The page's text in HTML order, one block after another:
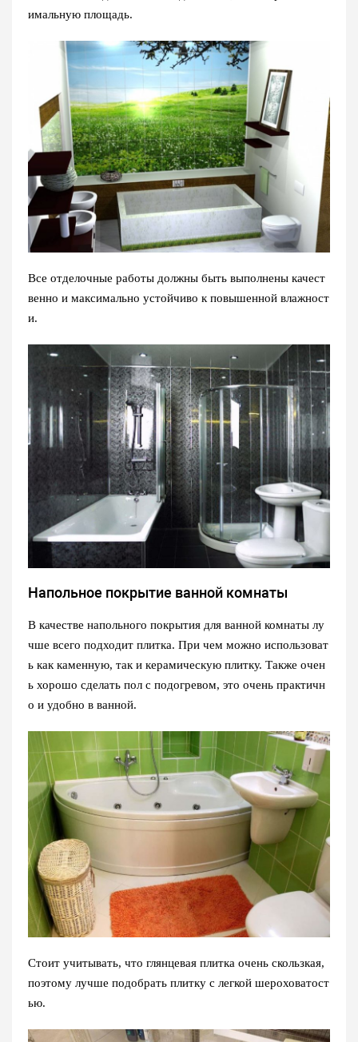
имальную площадь.
Все отделочные работы должны быть выполнены качест
венно и максимально устойчиво к повышенной влажност
и.
Напольное покрытие ванной комнаты
В качестве напольного покрытия для ванной комнаты лу
чше всего подходит плитка. При чем можно использоват
ь как каменную, так и керамическую плитку. Также очен
ь хорошо сделать пол с подогревом, это очень практичн
о и удобно в ванной.
Стоит учитывать, что глянцевая плитка очень скользкая,
поэтому лучше подобрать плитку с легкой шероховатост
ью.